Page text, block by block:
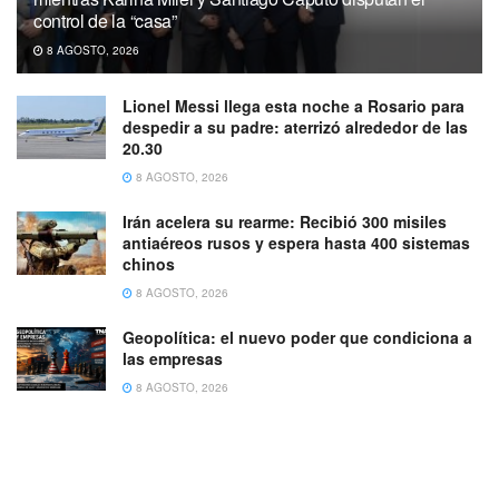
control de la “casa”
8 AGOSTO, 2026
Lionel Messi llega esta noche a Rosario para
despedir a su padre: aterrizó alrededor de las
20.30
8 AGOSTO, 2026
Irán acelera su rearme: Recibió 300 misiles
antiaéreos rusos y espera hasta 400 sistemas
chinos
8 AGOSTO, 2026
Geopolítica: el nuevo poder que condiciona a
las empresas
8 AGOSTO, 2026